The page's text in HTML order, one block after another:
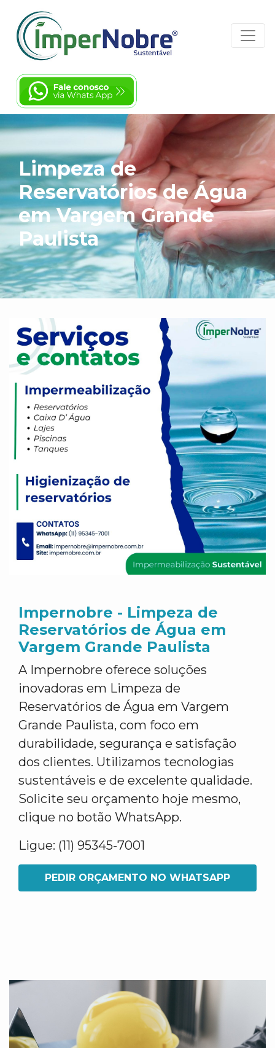
Limpeza de
Reservatórios de Água
em Vargem Grande
Paulista
Impernobre - Limpeza de
Reservatórios de Água em
Vargem Grande Paulista
A Impernobre oferece soluções
inovadoras em Limpeza de
Reservatórios de Água em Vargem
Grande Paulista, com foco em
durabilidade, segurança e satisfação
dos clientes. Utilizamos tecnologias
sustentáveis e de excelente qualidade.
Solicite seu orçamento hoje mesmo,
clique no botão WhatsApp.
Ligue: (11) 95345-7001
PEDIR ORÇAMENTO NO WHATSAPP